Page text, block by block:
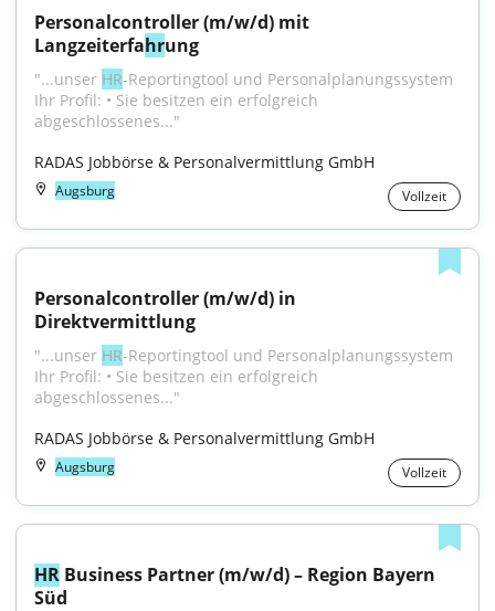
Personalcontroller (m/w/d) mit
Langzeiterfahrung
"...unser HR-Reportingtool und Personalplanungssystem
Ihr Profil: • Sie besitzen ein erfolgreich
abgeschlossenes..."
RADAS Jobbörse & Personalvermittlung GmbH
Augsburg Vollzeit
Personalcontroller (m/w/d) in
Direktvermittlung
"...unser HR-Reportingtool und Personalplanungssystem
Ihr Profil: • Sie besitzen ein erfolgreich
abgeschlossenes..."
RADAS Jobbörse & Personalvermittlung GmbH
Augsburg Vollzeit
HR Business Partner (m/w/d) – Region Bayern
Süd